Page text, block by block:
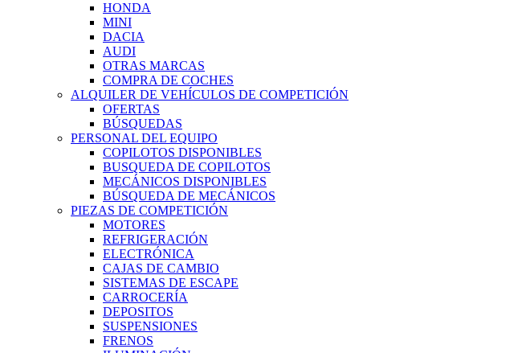
HONDA
MINI
DACIA
AUDI
OTRAS MARCAS
COMPRA DE COCHES
ALQUILER DE VEHÍCULOS DE COMPETICIÓN
OFERTAS
BÚSQUEDAS
PERSONAL DEL EQUIPO
COPILOTOS DISPONIBLES
BUSQUEDA DE COPILOTOS
MECÁNICOS DISPONIBLES
BÚSQUEDA DE MECÁNICOS
PIEZAS DE COMPETICIÓN
MOTORES
REFRIGERACIÓN
ELECTRÓNICA
CAJAS DE CAMBIO
SISTEMAS DE ESCAPE
CARROCERÍA
DEPOSITOS
SUSPENSIONES
FRENOS